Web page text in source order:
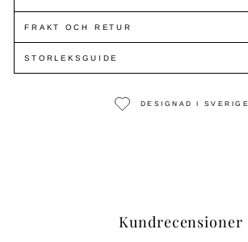
FRAKT OCH RETUR
STORLEKSGUIDE
DESIGNAD I SVERIGE
Kundrecensioner